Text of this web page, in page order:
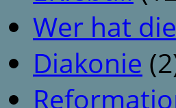
Wer hat
Diakonie